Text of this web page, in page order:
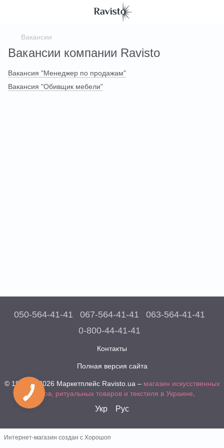
Вакансии
Вакансии компании Ravisto
Вакансия "Менеджер по продажам"
Вакансия "Обивщик мебели"
050-564-41-41 067-564-41-41
063-564-41-41
0-800-44-41-41
Контакты
Полная версия сайта
© 1997 — 2026 Маркетплейс Ravisto.ua – магазин искусственных
цветов, ритуальных товаров и текстиля в Украине
Укр Рус
Интернет-магазин создан с Хорошоп